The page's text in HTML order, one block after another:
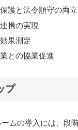
護と法令順守の両立
携の実現
果測定
との協業促進
プ
ムの導入には、段